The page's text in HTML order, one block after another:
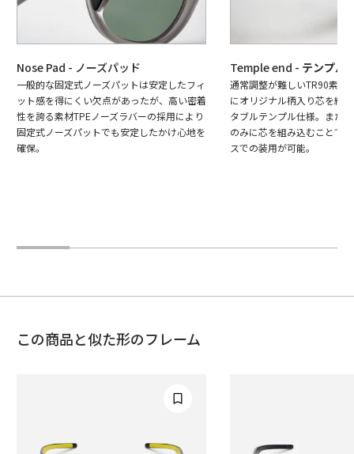
Nose Pad - ノーズパッド
一般的な固定式ノーズパットは安定したフィ
ット感を得にくい欠点があったが、高い密着
性を誇る素材TPEノーズラバーの採用により
固定式ノーズパットでも安定したかけ心地を
確保。
Temple end - テンプル
通常調整が難しいTR90素材
にオリジナル柄入り芯を組
タブルテンプル仕様。また
のみに芯を組み込むことで
スでの装用が可能。
この商品と似た形のフレーム